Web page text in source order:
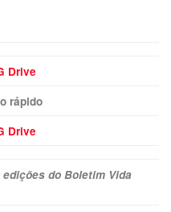
Drive
rápido
Drive
do Boletim Vida